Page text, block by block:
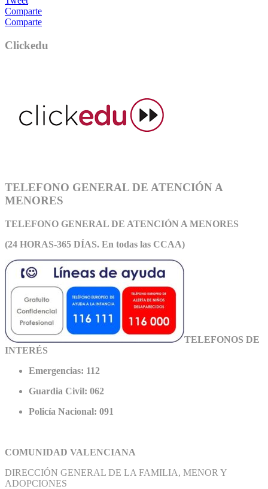
Comparte
Comparte
Clickedu
TELEFONO GENERAL DE ATENCIÓN A
MENORES
TELEFONO GENERAL DE ATENCIÓN A MENORES
(24 HORAS-365 DÍAS. En todas las CCAA)
TELEFONOS DE
INTERÉS
Emergencias: 112
Guardia Civil: 062
Policía Nacional: 091
COMUNIDAD VALENCIANA
DIRECCIÓN GENERAL DE LA FAMILIA, MENOR Y
ADOPCIONES